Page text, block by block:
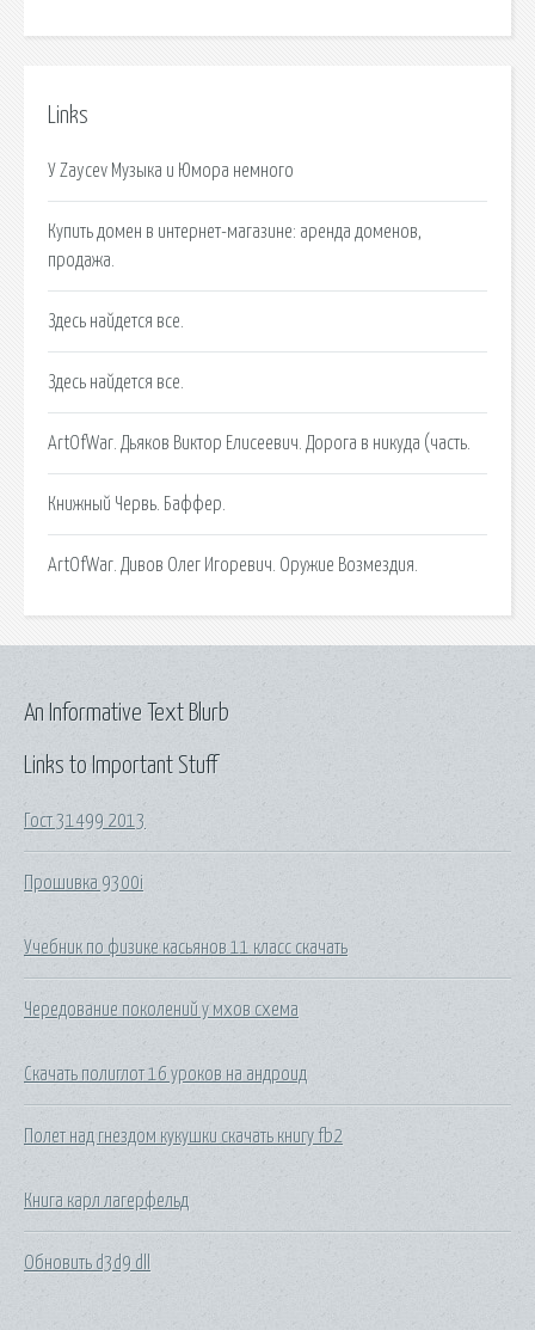
Links
У Zaycev Музыка и Юмора немного
Купить домен в интернет-магазине: аренда доменов,
продажа.
Здесь найдется все.
Здесь найдется все.
ArtOfWar. Дьяков Виктор Елисеевич. Дорога в никуда (часть.
Книжный Червь. Баффер.
ArtOfWar. Дивов Олег Игоревич. Оружие Возмездия.
Links to Important Stuff
Гост 31499 2013
Прошивка 9300i
Учебник по физике касьянов 11 класс скачать
Чередование поколений у мхов схема
Скачать полиглот 16 уроков на андроид
Полет над гнездом кукушки скачать книгу fb2
Книга карл лагерфельд
Обновить d3d9 dll
An Informative Text Blurb